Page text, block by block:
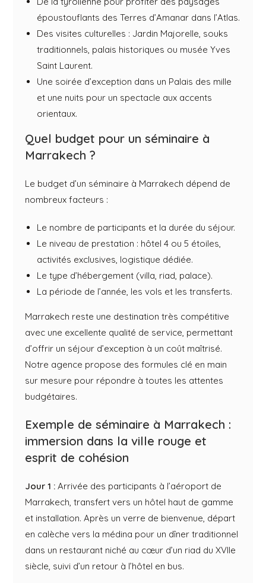
époustouflants des Terres d’Amanar dans l’Atlas.
Des visites culturelles : Jardin Majorelle, souks
traditionnels, palais historiques ou musée Yves
Saint Laurent.
Une soirée d’exception dans un Palais des mille
et une nuits pour un spectacle aux accents
orientaux.
Quel budget pour un séminaire à
Marrakech ?
Le budget d’un séminaire à Marrakech dépend de
nombreux facteurs :
Le nombre de participants et la durée du séjour.
Le niveau de prestation : hôtel 4 ou 5 étoiles,
activités exclusives, logistique dédiée.
Le type d’hébergement (villa, riad, palace).
La période de l’année, les vols et les transferts.
Marrakech reste une destination très compétitive
avec une excellente qualité de service, permettant
d’offrir un séjour d’exception à un coût maîtrisé.
Notre agence propose des formules clé en main
sur mesure pour répondre à toutes les attentes
budgétaires.
Exemple de séminaire à Marrakech :
immersion dans la ville rouge et
esprit de cohésion
Jour 1 :Arrivée des participants à l’aéroport de
Marrakech, transfert vers un hôtel haut de gamme
et installation. Après un verre de bienvenue, départ
en calèche vers la médina pour un dîner traditionnel
dans un restaurant niché au cœur d’un riad du XVIIe
siècle, suivi d’un retour à l’hôtel en bus.